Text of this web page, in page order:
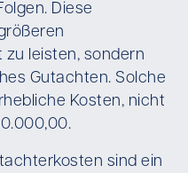
Diese
leisten, sondern
Gutachten. Solche
Kosten, nicht
sind ein